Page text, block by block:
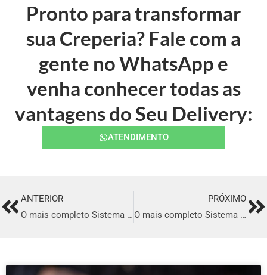
Pronto para transformar
sua Creperia? Fale com a
gente no WhatsApp e
venha conhecer todas as
vantagens do Seu Delivery:
ATENDIMENTO
PrevANTERIOR
O mais completo Sistema para Delivery de Creperia em Venâncio Aires
PRÓXIMO
O mais completo Sistema para Delivery de Creperia em Sousa